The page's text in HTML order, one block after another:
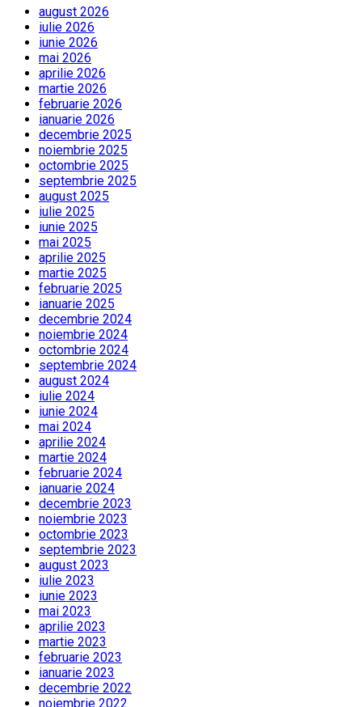
august 2026
iulie 2026
iunie 2026
mai 2026
aprilie 2026
martie 2026
februarie 2026
ianuarie 2026
decembrie 2025
noiembrie 2025
octombrie 2025
septembrie 2025
august 2025
iulie 2025
iunie 2025
mai 2025
aprilie 2025
martie 2025
februarie 2025
ianuarie 2025
decembrie 2024
noiembrie 2024
octombrie 2024
septembrie 2024
august 2024
iulie 2024
iunie 2024
mai 2024
aprilie 2024
martie 2024
februarie 2024
ianuarie 2024
decembrie 2023
noiembrie 2023
octombrie 2023
septembrie 2023
august 2023
iulie 2023
iunie 2023
mai 2023
aprilie 2023
martie 2023
februarie 2023
ianuarie 2023
decembrie 2022
noiembrie 2022